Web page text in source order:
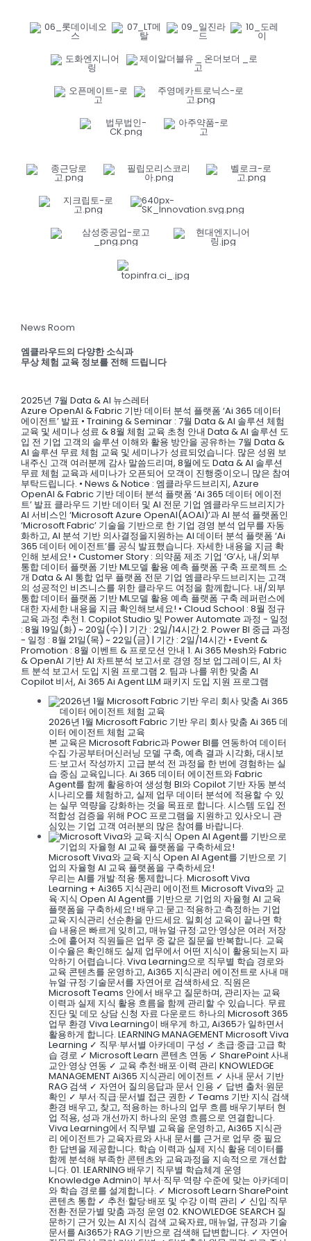
News Room
엠클라우드의 다양한 소식과
무상 체험 교육 정보를 전해 드립니다
2025년 7월 Data & AI 뉴스레터
Azure OpenAI & Fabric 기반 데이터 분석 플랫폼 ‘Ai 365 데이터
에이전트’ 발표 • Training & Seminar : 7월 Data & AI 솔루션 체험
교육 및 세미나 성료 & 8월 체험 교육 초청 안내 Data & AI 솔루션 도
입 전 기업 고객의 솔루션 이해와 활용 방안을 공유하는 7월 Data &
AI 솔루션 무료 체험 교육 및 세미나가 성료되었습니다. 많은 성원 보
내주신 고객 여러분께 감사 말씀드리며, 8월에도 Data & AI 솔루션
무료 체험 교육과 세미나가 오픈되어 모객이 진행중이오니 많은 참여
부탁드립니다. • News & Notice : 엠클라우드브리지, Azure
OpenAI & Fabric 기반 데이터 분석 플랫폼 ‘Ai 365 데이터 에이전
트’ 발표 클라우드 기반 데이터 및 AI 전문 기업 엠클라우드브리지가
AI 서비스인 ‘Microsoft Azure OpenAI(AOAI)’과 AI 분석 플랫폼인
‘Microsoft Fabric’ 기술을 기반으로 한 기업 경영 분석 업무를 자동
화하고, AI 분석 기반 의사결정을지원하는 AI 데이터 분석 플랫폼 ‘Ai
365 데이터 에이전트’를 공식 발표했습니다. 자세한 내용을 지금 확
인해 보세요! • Customer Story : 의약품 제조 기업 ‘G’사, 내/외부
통합 데이터 플랫폼 기반 ML모델 활용 예측 플랫폼 구축 프로젝트 소
개 Data & AI 통합 업무 플랫폼 전문 기업 엠클라우드브리지는 고객
의 성공적인 비즈니스를 위한 클라우드 여정을 함께합니다. 내/외부
통합 데이터 플랫폼 기반 ML모델 활용 예측 플랫폼 구축 레퍼런스에
대한 자세한 내용을 지금 확인해보세요! • Cloud School : 8월 정규
교육 과정 추천 1. Copilot Studio 및 Power Automate 과정 - 일정
: 8월 19일(화) ~ 20일(수) | 기간 : 2일/14시간 2. Power BI 중급 과정
- 일정 : 8월 21일(목) ~ 22일(금) | 기간 : 2일/14시간 • Event &
Promotion : 8월 이벤트 & 프로모션 안내 1. Ai 365 Mesh와 Fabric
& OpenAI 기반 AI 차트분석 보고서로 경영 정보 업그레이드, AI 차
트 분석 보고서 도입 지원 프로그램 2. 팀과 나를 위한 맞춤 AI
Copilot 비서, Ai 365 Ai Agent LLM 패키지 도입 지원 프로그램
2026년 1월 Microsoft Fabric 기반 우리 회사 맞춤 Ai 365 데
이터 에이전트 체험 교육
본 교육은 Microsoft Fabric과 Power BI를 연동하여 데이터
수집·가공부터머신러닝 모델 구축, 예측 결과 시각화, 대시보
드·보고서 작성까지 고급 분석 전 과정을 한 번에 경험하는 실
습 중심 교육입니다. Ai 365 데이터 에이전트와 Fabric
Agent를 함께 활용하여 생성형 BI와 Copilot 기반 자동 분석
시나리오를 체험하고, 실제 업무 데이터 분석에 적용할 수 있
는 실무 역량을 강화하는 것을 목표로 합니다. 시스템 도입 전
적합성 검증을 위해 POC 프로그램을 지원하고 있사오니 관
심있는 기업 고객 여러분의 많은 참여를 바랍니다.
Microsoft Viva와 교육·지식 Open AI Agent를 기반으로 기
업의 자율형 AI 교육 플랫폼을 구축하세요!
우리는 AI를 개발·적용·통제합니다. Microsoft Viva
Learning + Ai365 지식관리 에이전트 Microsoft Viva와 교
육·지식 Open AI Agent를 기반으로 기업의 자율형 AI 교육
플랫폼을 구축하세요! 배우고·묻고·적용하고·측정하는 기업
교육·지식관리 선순환을 만드세요. 일회성 교육이 끝나면 학
습 내용은 빠르게 잊히고, 매뉴얼·규정·교안·영상은 여러 저장
소에 흩어져 직원들은 업무 중 같은 질문을 반복합니다. 교육
이수율은 확인해도 실제 업무에서 어떤 지식이 활용되는지 파
악하기 어렵습니다. Viva Learning으로 직무별 학습 경로와
교육 콘텐츠를 운영하고, Ai365 지식관리 에이전트로 사내 매
뉴얼·규정·기술문서를 자연어로 검색하세요. 직원은
Microsoft Teams 안에서 배우고 질문하며, 관리자는 교육
이력과 실제 지식 활용 흐름을 함께 관리할 수 있습니다. 무료
진단 및 데모 상담 신청 자료 다운로드 하나의 Microsoft 365
업무 환경 Viva Learning이 배우게 하고, Ai365가 일하면서
활용하게 합니다. LEARNING MANAGEMENT Microsoft Viva
Learning ✓ 직무·부서별 아카데미 구성 ✓ 초급·중급·고급 학
습 경로 ✓ Microsoft Learn 콘텐츠 연동 ✓ SharePoint 사내
교안·영상 연동 ✓ 교육 추천·배포·이력 관리 KNOWLEDGE
MANAGEMENT Ai365 지식관리 에이전트 ✓ 사내 문서 기반
RAG 검색 ✓ 자연어 질의응답과 문서 인용 ✓ 답변 출처·원문
확인 ✓ 부서·직급·문서별 접근 권한 ✓ Teams 기반 지식 검색
환경 배우고, 찾고, 적용하는 하나의 업무 흐름 배우기부터 현
업 적용, 성과 개선까지 하나의 운영 흐름으로 연결합니다.
Viva Learning에서 직무별 교육을 운영하고, Ai365 지식관
리 에이전트가 교육자료와 사내 문서를 근거로 업무 중 필요
한 답변을 제공합니다. 학습 이력과 실제 지식 활용 데이터를
함께 분석해 부족한 콘텐츠와 교육과정을 지속적으로 개선합
니다. 01. LEARNING 배우기 직무별 학습체계 운영
Knowledge Admin이 부서·직무·역량 수준에 맞는 아카데미
와 학습 경로를 설계합니다. ✓ Microsoft Learn·SharePoint
콘텐츠 통합 ✓ 추천·할당·배포 및 수강 이력 관리 ✓ 신입·직무
전환·전문가별 맞춤 과정 운영 02. KNOWLEDGE SEARCH 질
문하기 근거 있는 AI 지식 검색 교육자료, 매뉴얼, 규정과 기술
문서를 Ai365가 RAG 기반으로 검색해 답변합니다. ✓ 자연어